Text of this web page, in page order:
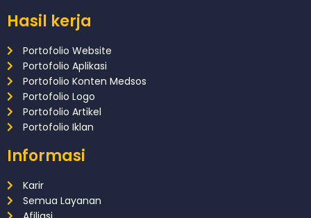
Hasil kerja
Portofolio Website
Portofolio Aplikasi
Portofolio Konten Medsos
Portofolio Logo
Portofolio Artikel
Portofolio Iklan
Informasi
Karir
Semua Layanan